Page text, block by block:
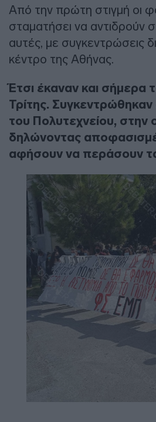
Από την πρώτη στιγμή οι
σταματήσει να αντιδρούν
αυτές, με συγκεντρώσεις
κέντρο της Αθήνας.
Έτσι έκαναν και σήμερα
Τρίτης. Συγκεντρώθηκαν
του Πολυτεχνείου, στην
δηλώνοντας
αφήσουν να περάσουν